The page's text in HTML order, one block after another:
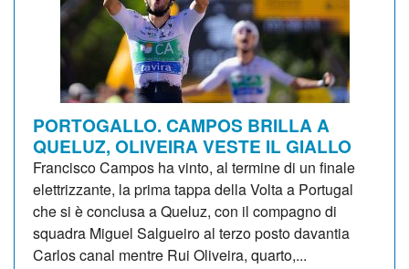
PORTOGALLO. CAMPOS BRILLA A
QUELUZ, OLIVEIRA VESTE IL GIALLO
Francisco Campos ha vinto, al termine di un finale
elettrizzante, la prima tappa della Volta a Portugal
che si è conclusa a Queluz, con il compagno di
squadra Miguel Salgueiro al terzo posto davantia
Carlos canal mentre Rui Oliveira, quarto,...